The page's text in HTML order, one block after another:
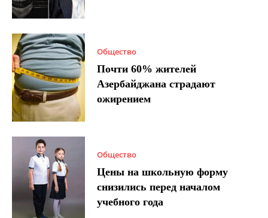
Общество
Почти 60% жителей
Азербайджана страдают
ожирением
Общество
Цены на школьную форму
снизились перед началом
учебного года